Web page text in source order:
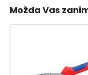
Možda Vas